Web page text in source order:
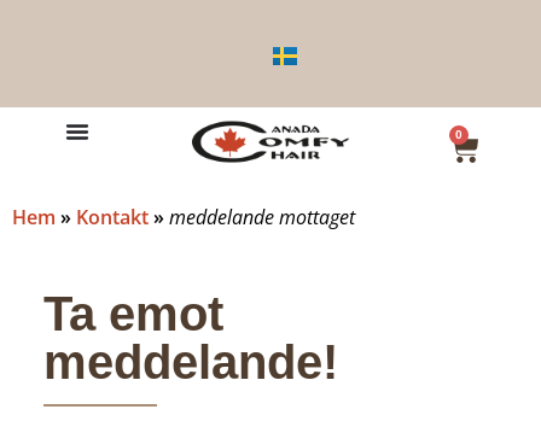
0
Hem » Kontakt»meddelande mottaget
Ta emot
meddelande!